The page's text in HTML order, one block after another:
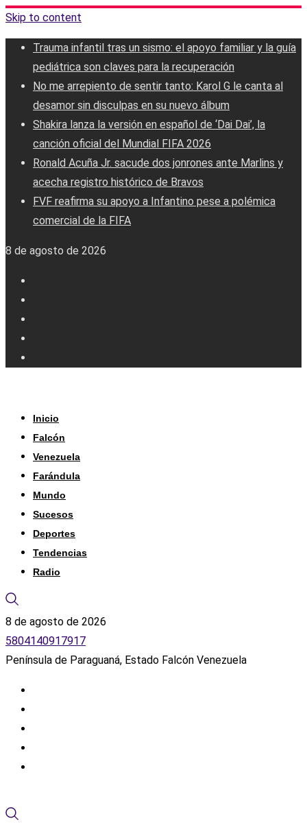
Skip to content
Trauma infantil tras un sismo: el apoyo familiar y la guía
pediátrica son claves para la recuperación
No me arrepiento de sentir tanto: Karol G le canta al
desamor sin disculpas en su nuevo álbum
Shakira lanza la versión en español de ‘Dai Dai’, la
canción oficial del Mundial FIFA 2026
Ronald Acuña Jr. sacude dos jonrones ante Marlins y
acecha registro histórico de Bravos
FVF reafirma su apoyo a Infantino pese a polémica
comercial de la FIFA
8 de agosto de 2026
Inicio
Falcón
Venezuela
Farándula
Mundo
Sucesos
Deportes
Tendencias
Radio
8 de agosto de 2026
5804140917917
Península de Paraguaná, Estado Falcón Venezuela